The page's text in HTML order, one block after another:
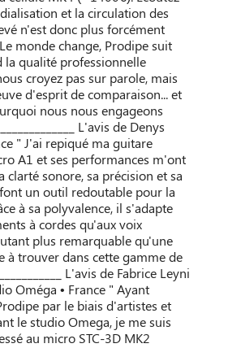
et la circulation des
n'est donc plus forcément
monde change, Prodipe suit
qualité professionnelle
croyez pas sur parole, mais
d'esprit de comparaison... et
nous nous engageons
L'avis de Denys
" J'ai repiqué ma guitare
A1 et ses performances m'ont
clarté sonore, sa précision et sa
un outil redoutable pour la
à sa polyvalence, il s'adapte
à cordes qu'aux voix
plus remarquable qu'une
à trouver dans cette gamme de
L'avis de Fabrice Leyni
Oméga • France " Ayant
par le biais d'artistes et
le studio Omega, je me suis
au micro STC-3D MK2